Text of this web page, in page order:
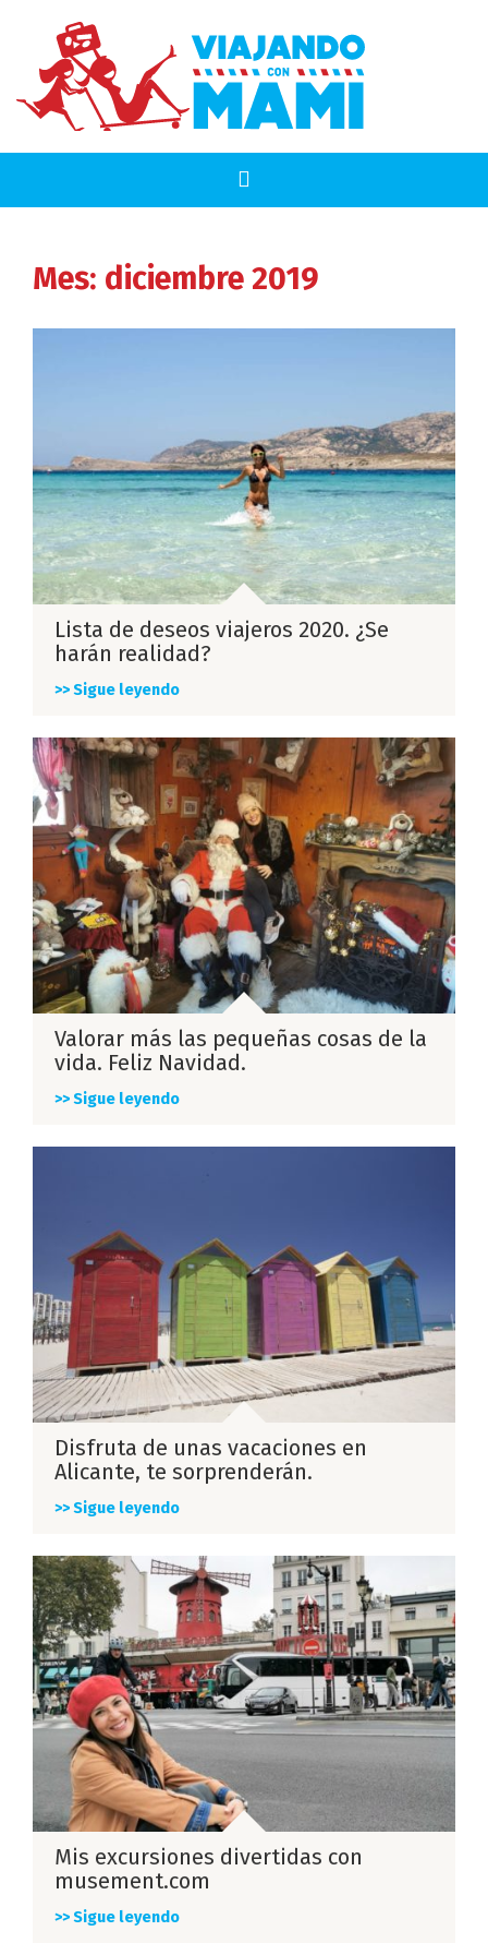
Mes: diciembre 2019
Lista de deseos viajeros 2020. ¿Se
harán realidad?
>> Sigue leyendo
Valorar más las pequeñas cosas de la
vida. Feliz Navidad.
>> Sigue leyendo
Disfruta de unas vacaciones en
Alicante, te sorprenderán.
>> Sigue leyendo
Mis excursiones divertidas con
musement.com
>> Sigue leyendo